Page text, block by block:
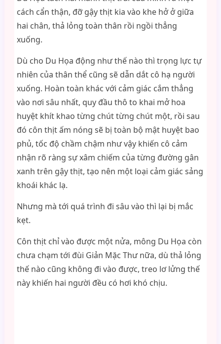
cách cẩn thận, đỡ gậy thịt kia vào khe hở ở giữa
hai chân, thả lỏng toàn thân rồi ngồi thẳng
xuống.
Dù cho Du Họa động như thế nào thì trọng lực tự
nhiên của thân thể cũng sẽ dẫn dắt cô hạ người
xuống. Hoàn toàn khác với cảm giác cắm thẳng
vào nơi sâu nhất, quy đầu thô to khai mở hoa
huyệt khít khao từng chút từng chút một, rồi sau
đó côn thịt ấm nóng sẽ bị toàn bộ mật huyệt bao
phủ, tốc độ chầm chậm như vậy khiến cô cảm
nhận rõ ràng sự xâm chiếm của từng đường gân
xanh trên gậy thịt, tạo nên một loại cảm giác sảng
khoái khác lạ.
Nhưng mà tới quá trình đi sâu vào thì lại bị mắc
kẹt.
Côn thịt chỉ vào được một nửa, mông Du Họa còn
chưa chạm tới đùi Giản Mặc Thư nữa, dù thả lỏng
thế nào cũng không đi vào được, treo lơ lửng thế
này khiến hai người đều có hơi khó chịu.